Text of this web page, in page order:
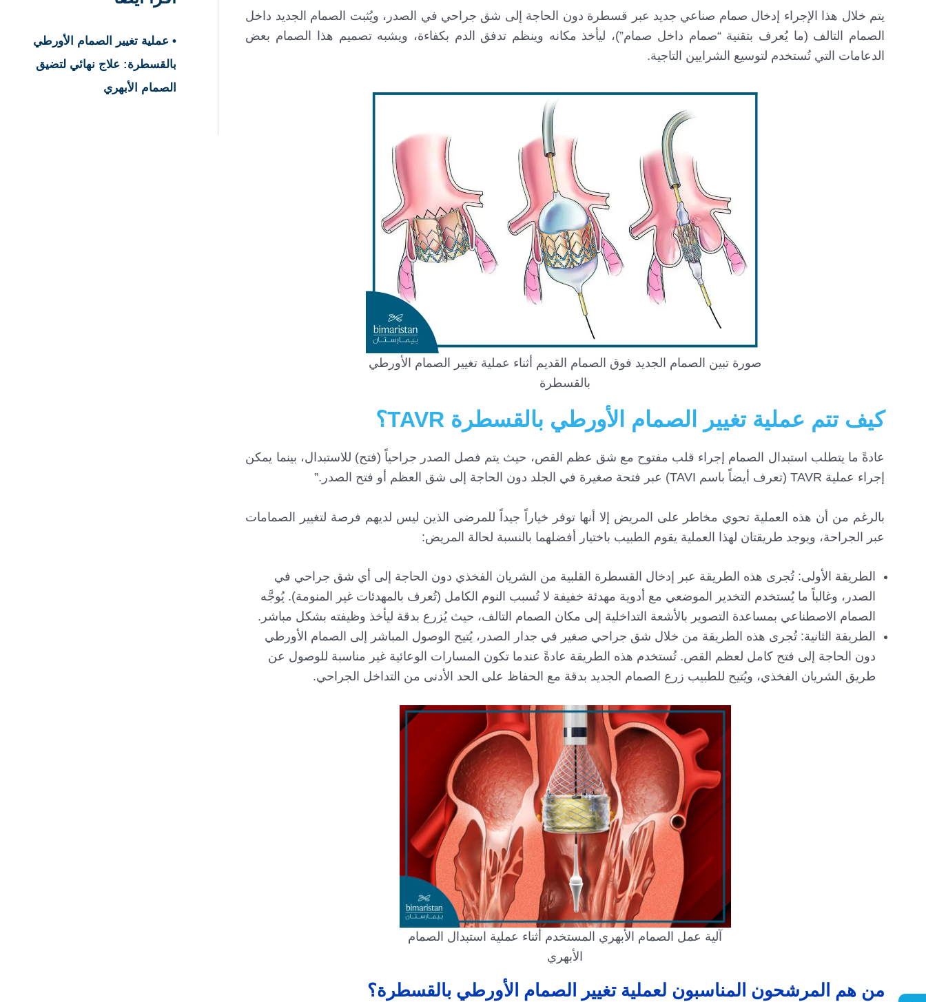
يتم خلال هذا الإجراء إدخال صمام صناعي جديد عبر قسطرة دون الحاجة إلى شق جراحي في الصدر، ويُثبت الصمام الجديد داخل
الصمام التالف (ما يُعرف بتقنية “صمام داخل صمام”)، ليأخذ مكانه وينظم تدفق الدم بكفاءة، ويشبه تصميم هذا الصمام بعض
الدعامات التي تُستخدم لتوسيع الشرايين التاجية.
صورة تبين الصمام الجديد فوق الصمام القديم أثناء عملية تغيير الصمام الأورطي
بالقسطرة
كيف تتم عملية تغيير الصمام الأورطي بالقسطرة TAVR؟
عادةً ما يتطلب استبدال الصمام إجراء قلب مفتوح مع شق عظم القص، حيث يتم فصل الصدر جراحياً (فتح) للاستبدال، بينما يمكن
إجراء عملية TAVR (تعرف أيضاً باسم TAVI) عبر فتحة صغيرة في الجلد دون الحاجة إلى شق العظم أو فتح الصدر.”
بالرغم من أن هذه العملية تحوي مخاطر على المريض إلا أنها توفر خياراً جيداً للمرضى الذين ليس لديهم فرصة لتغيير الصمامات
عبر الجراحة، ويوجد طريقتان لهذا العملية يقوم الطبيب باختيار أفضلهما بالنسبة لحالة المريض:
الطريقة الأولى: تُجرى هذه الطريقة عبر إدخال القسطرة القلبية من الشريان الفخذي دون الحاجة إلى أي شق جراحي في
الصدر، وغالباً ما يُستخدم التخدير الموضعي مع أدوية مهدئة خفيفة لا تُسبب النوم الكامل (تُعرف بالمهدئات غير المنومة). يُوجَّه
الصمام الاصطناعي بمساعدة التصوير بالأشعة التداخلية إلى مكان الصمام التالف، حيث يُزرع بدقة ليأخذ وظيفته بشكل مباشر.
الطريقة الثانية: تُجرى هذه الطريقة من خلال شق جراحي صغير في جدار الصدر، يُتيح الوصول المباشر إلى الصمام الأورطي
دون الحاجة إلى فتح كامل لعظم القص. تُستخدم هذه الطريقة عادةً عندما تكون المسارات الوعائية غير مناسبة للوصول عن
طريق الشريان الفخذي، ويُتيح للطبيب زرع الصمام الجديد بدقة مع الحفاظ على الحد الأدنى من التداخل الجراحي.
آلية عمل الصمام الأبهري المستخدم أثناء عملية استبدال الصمام
الأبهري
من هم المرشحون المناسبون لعملية تغيير الصمام الأورطي بالقسطرة؟
• عملية تغيير الصمام الأورطي
بالقسطرة: علاج نهائي لتضيق
الصمام الأبهري